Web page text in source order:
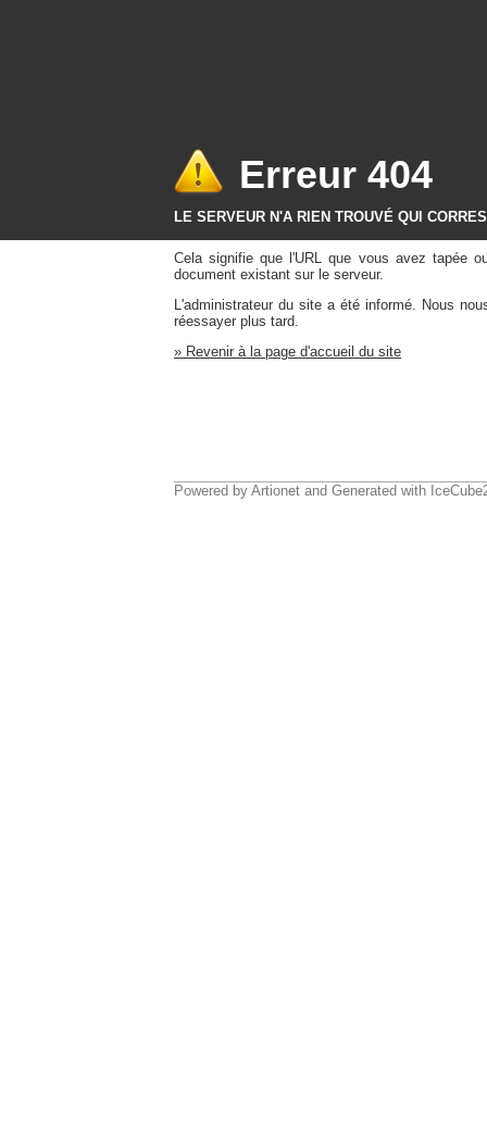
Erreur 404
LE SERVEUR N'A RIEN TROUVÉ QUI
Cela signifie que l'URL que vous avez tapée
document existant sur le serveur.
L'administrateur du site a été informé. Nous
réessayer plus tard.
» Revenir à la page d'accueil du site
Powered by Artionet and Generated with